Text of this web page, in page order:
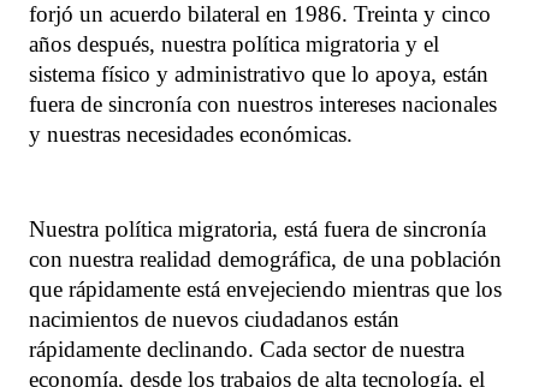
forjó un acuerdo bilateral en 1986. Treinta y cinco
años después, nuestra política migratoria y el
sistema físico y administrativo que lo apoya, están
fuera de sincronía con nuestros intereses nacionales
y nuestras necesidades económicas.
Nuestra política migratoria, está fuera de sincronía
con nuestra realidad demográfica, de una población
que rápidamente está envejeciendo mientras que los
nacimientos de nuevos ciudadanos están
rápidamente declinando. Cada sector de nuestra
economía, desde los trabajos de alta tecnología, el